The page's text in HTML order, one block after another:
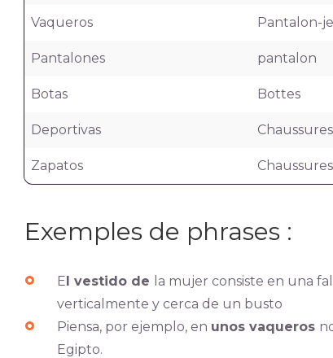
Vaqueros Pantalon-
Pantalones pantalon
Botas Bottes
Deportivas
Zapatos Chaussures
Exemples de phrases :
El vestido de
la mujer consiste en una
verticalmente y cerca de un busto
Piensa, por ejemplo, en unos vaqueros
Egipto.